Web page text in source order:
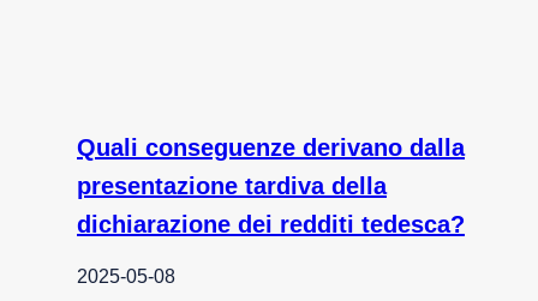
Quali conseguenze derivano dalla
presentazione tardiva della
dichiarazione dei redditi tedesca?
2025-05-08